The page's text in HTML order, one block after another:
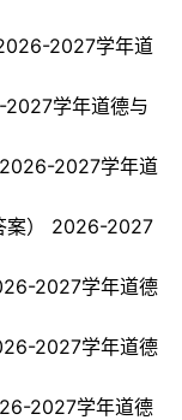
2027学年道
2027学年道德与
2027学年道
案） 2026-2027
2027学年道德
2027学年道德
2027学年道德